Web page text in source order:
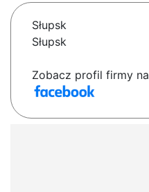
Słupsk
Słupsk
Zobacz profil firmy na